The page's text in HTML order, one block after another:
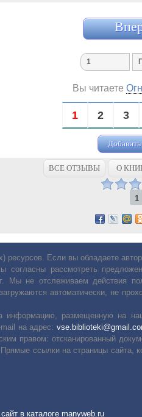
Вы читаете
1 2 3
ВСЕ ОТЗЫВЫ О
1
ресурсов. Если вы обладаете
рассмотреть
Мы не отслеживаем действия
автоматически, не
размещенную на
на адрес:
правом: отсканированный
ссылки на страницы